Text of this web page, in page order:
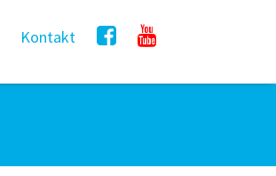
Kontakt